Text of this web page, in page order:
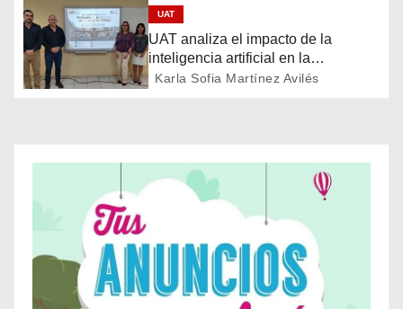
ó
n
d
e
UAT
UAT analiza el impacto de la
inteligencia artificial en la
educación
Karla Sofia Martínez Avilés